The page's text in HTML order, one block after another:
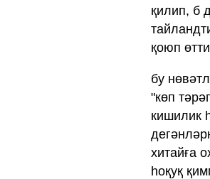
қилип, б
қоюп
бу
"көп
кишилик
хитайға
һоқуқ